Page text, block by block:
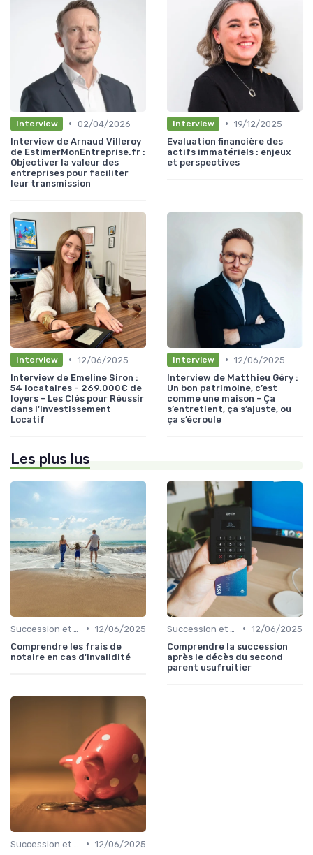
Interview • 02/04/2026
Interview de Arnaud Villeroy
de EstimerMonEntreprise.fr :
Objectiver la valeur des
entreprises pour faciliter
leur transmission
Interview • 19/12/2025
Evaluation financière des
actifs immatériels : enjeux
et perspectives
Interview • 12/06/2025
Interview de Emeline Siron :
54 locataires - 269.000€ de
loyers - Les Clés pour Réussir
dans l'Investissement
Locatif
Interview • 12/06/2025
Interview de Matthieu Géry :
Un bon patrimoine, c’est
comme une maison - Ça
s’entretient, ça s’ajuste, ou
ça s’écroule
Les plus lus
• 12/06/2025
Comprendre les frais de
notaire en cas d'invalidité
• 12/06/2025
Comprendre la succession
après le décès du second
parent usufruitier
• 12/06/2025